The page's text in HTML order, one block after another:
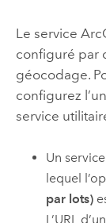
Le service
configuré par
géocodage.
configurez
service
Un
lequel
par lots)
L’URL